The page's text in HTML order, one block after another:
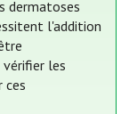
dermatoses
l'addition
les
ces